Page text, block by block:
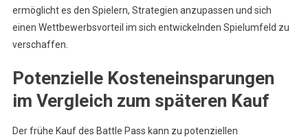
ermöglicht es den Spielern, Strategien anzupassen und sich
einen Wettbewerbsvorteil im sich entwickelnden Spielumfeld zu
verschaffen.
Potenzielle Kosteneinsparungen
im Vergleich zum späteren Kauf
Der frühe Kauf des Battle Pass kann zu potenziellen